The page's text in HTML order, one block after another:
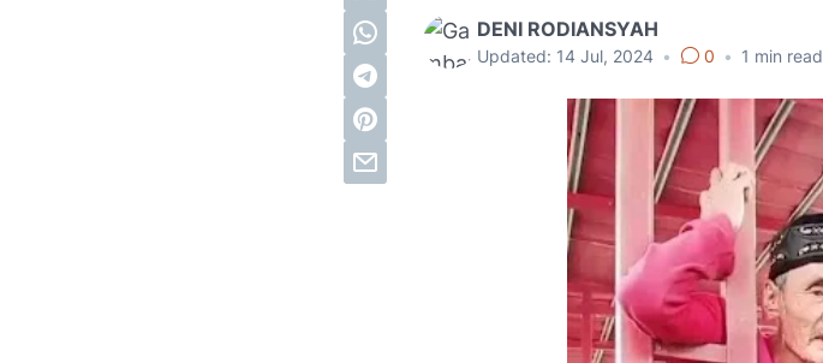
DENI RODIANSYAH
Updated: 14 Jul, 2024 • 0 • 1 min read